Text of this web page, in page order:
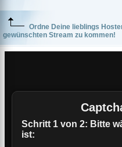
Ordne Deine lieblings
gewünschten Stream zu kommen!